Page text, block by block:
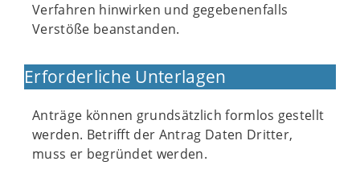
Verfahren hinwirken und gegebenenfalls
Verstöße beanstanden.
Erforderliche Unterlagen
Anträge können grundsätzlich formlos gestellt
werden. Betrifft der Antrag Daten Dritter,
muss er begründet werden.